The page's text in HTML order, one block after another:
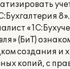
8».
(БиТ)
создания и
копий, с